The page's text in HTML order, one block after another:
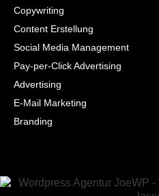
Copywriting
Content Erstellung
Social Media Management
Pay-per-Click Advertising
Advertising
E-Mail Marketing
Branding